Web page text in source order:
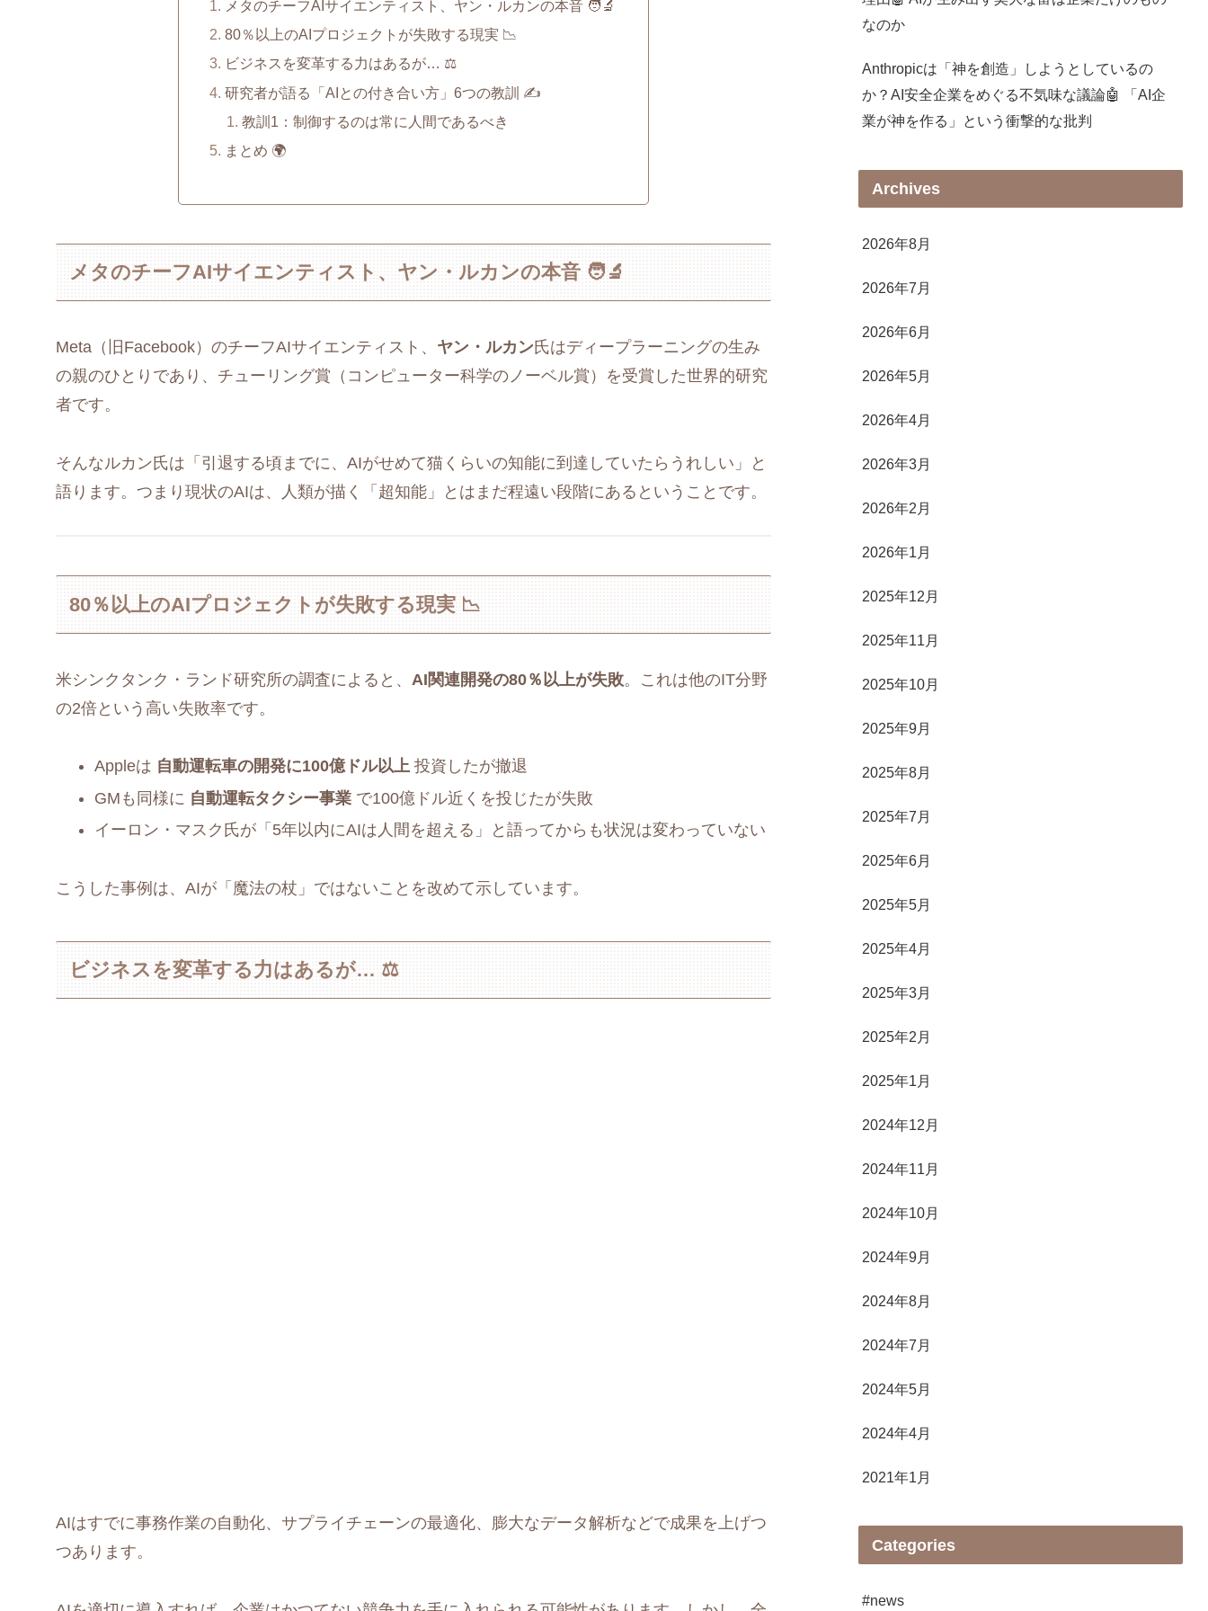
メタのチーフAIサイエンティスト、ヤン・ルカンの本音 🧑‍🔬
80％以上のAIプロジェクトが失敗する現実 📉
ビジネスを変革する力はあるが… ⚖️
研究者が語る「AIとの付き合い方」6つの教訓 ✍️
教訓1：制御するのは常に人間であるべき
まとめ 🌍
メタのチーフAIサイエンティスト、ヤン・ルカンの本音 🧑‍🔬
Meta（旧Facebook）のチーフAIサイエンティスト、 ヤン・ルカン氏はディープラーニングの生み
の親のひとりであり、チューリング賞（コンピューター科学のノーベル賞）を受賞した世界的研究
者です。
そんなルカン氏は「引退する頃までに、AIがせめて猫くらいの知能に到達していたらうれしい」と
語ります。つまり現状のAIは、人類が描く「超知能」とはまだ程遠い段階にあるということです。
80％以上のAIプロジェクトが失敗する現実 📉
米シンクタンク・ランド研究所の調査によると、 AI関連開発の80％以上が失敗。これは他のIT分野
の2倍という高い失敗率です。
Appleは 自動運転車の開発に100億ドル以上 投資したが撤退
GMも同様に 自動運転タクシー事業 で100億ドル近くを投じたが失敗
イーロン・マスク氏が「5年以内にAIは人間を超える」と語ってからも状況は変わっていない
こうした事例は、AIが「魔法の杖」ではないことを改めて示しています。
ビジネスを変革する力はあるが… ⚖️
AIはすでに事務作業の自動化、サプライチェーンの最適化、膨大なデータ解析などで成果を上げつ
つあります。
なのか
Anthropicは「神を創造」しようとしているの
か？AI安全企業をめぐる不気味な議論🤖 「AI企
業が神を作る」という衝撃的な批判
Archives
2026年8月
2026年7月
2026年6月
2026年5月
2026年4月
2026年3月
2026年2月
2026年1月
2025年12月
2025年11月
2025年10月
2025年9月
2025年8月
2025年7月
2025年6月
2025年5月
2025年4月
2025年3月
2025年2月
2025年1月
2024年12月
2024年11月
2024年10月
2024年9月
2024年8月
2024年7月
2024年5月
2024年4月
2021年1月
Categories
#news